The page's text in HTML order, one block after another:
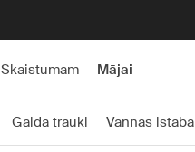
Skaistumam Mājai
Galda trauki Vannas istaba